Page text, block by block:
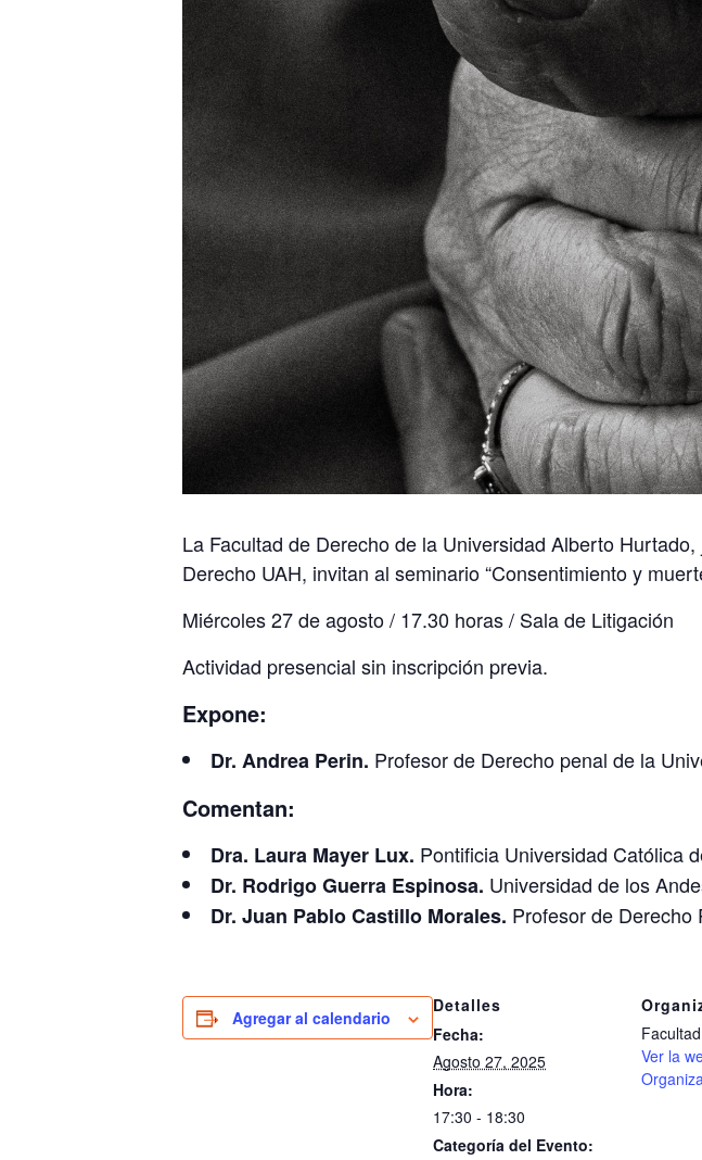
La Facultad de Derecho de la Universidad Alberto
Derecho UAH, invitan al seminario “Consentimiento y
Miércoles 27 de agosto / 17.30 horas / Sala de Litigación
Actividad presencial sin inscripción previa.
Expone:
Dr. Andrea Perin. Profesor de Derecho penal de la
Comentan:
Dra. Laura Mayer Lux. Pontificia Universidad Católica
Dr. Rodrigo Guerra Espinosa. Universidad de los
Dr. Juan Pablo Castillo Morales. Profesor de
Agregar al calendario
Detalles
Fecha:
Agosto 27, 2025
Hora:
17:30 - 18:30
Categoría del Evento:
Ver la